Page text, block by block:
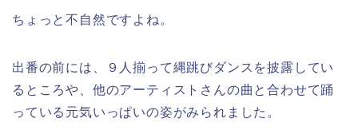
ちょっと不自然ですよね。
出番の前には、９人揃って縄跳びダンスを披露してい
るところや、他のアーティストさんの曲と合わせて踊
っている元気いっぱいの姿がみられました。